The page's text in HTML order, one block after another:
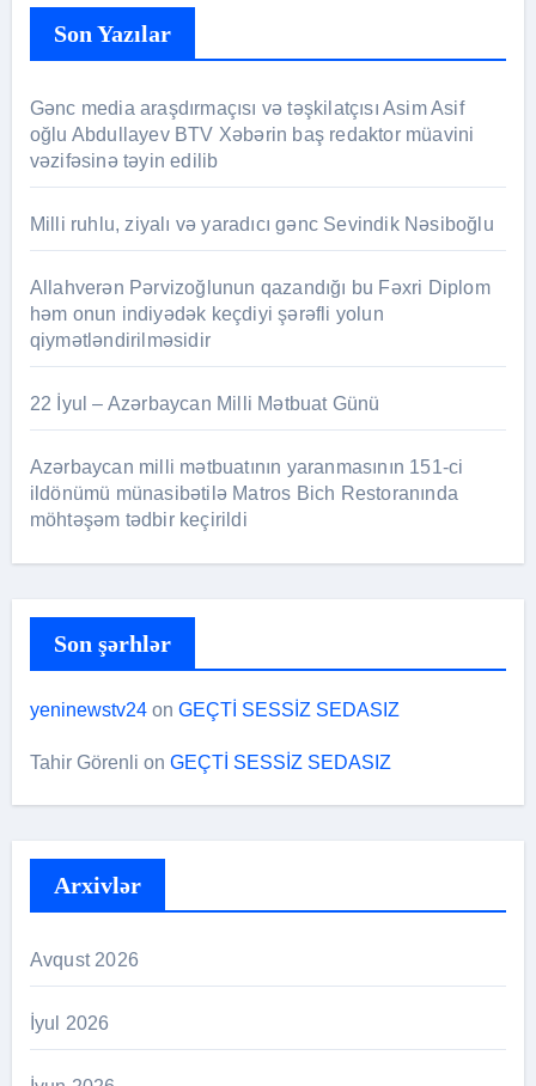
Son Yazılar
Gənc media araşdırmaçısı və təşkilatçısı Asim Asif
oğlu Abdullayev BTV Xəbərin baş redaktor müavini
vəzifəsinə təyin edilib
Milli ruhlu, ziyalı və yaradıcı gənc Sevindik Nəsiboğlu
Allahverən Pərvizoğlunun qazandığı bu Fəxri Diplom
həm onun indiyədək keçdiyi şərəfli yolun
qiymətləndirilməsidir
22 İyul – Azərbaycan Milli Mətbuat Günü
Azərbaycan milli mətbuatının yaranmasının 151-ci
ildönümü münasibətilə Matros Bich Restoranında
möhtəşəm tədbir keçirildi
Son şərhlər
yeninewstv24on GEÇTİ SESSİZ SEDASIZ
Tahir Görenli on GEÇTİ SESSİZ SEDASIZ
Arxivlər
Avqust 2026
İyul 2026